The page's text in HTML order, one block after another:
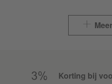
Korting bij